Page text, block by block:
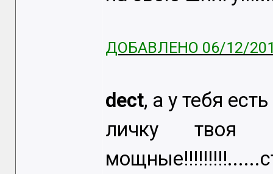
ДОБАВЛЕНО 06/12/
dect, а у тебя
личку твоя -